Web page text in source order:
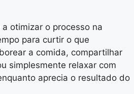
otimizar o processo na
para curtir o que
a comida, compartilhar
simplesmente relaxar com
aprecia o resultado do